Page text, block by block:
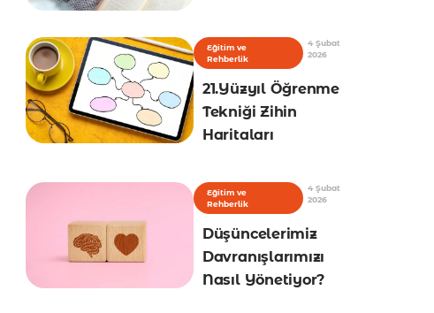
Eğitim ve
Rehberlik
4 Şubat
2026
21.Yüzyıl Öğrenme
Tekniği Zihin
Haritaları
Eğitim ve
Rehberlik
4 Şubat
2026
Düşüncelerimiz
Davranışlarımızı
Nasıl Yönetiyor?